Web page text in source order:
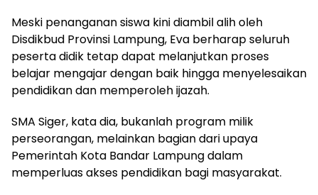
Meski penanganan siswa kini diambil alih oleh
Disdikbud Provinsi Lampung, Eva berharap seluruh
peserta didik tetap dapat melanjutkan proses
belajar mengajar dengan baik hingga menyelesaikan
pendidikan dan memperoleh ijazah.
SMA Siger, kata dia, bukanlah program milik
perseorangan, melainkan bagian dari upaya
Pemerintah Kota Bandar Lampung dalam
memperluas akses pendidikan bagi masyarakat.